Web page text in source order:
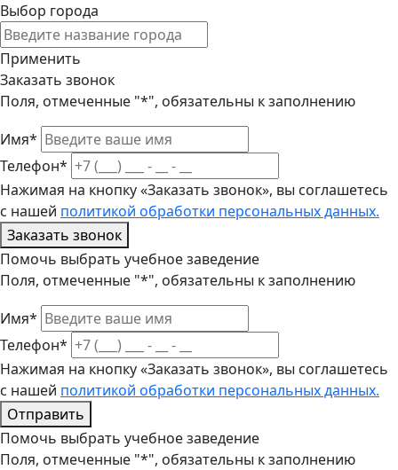
Выбор города
Применить
Заказать звонок
Поля, отмеченные "*", обязательны к заполнению
Имя*
Телефон*
Нажимая на кнопку «Заказать звонок», вы соглашетесь
с нашей политикой обработки персональных данных.
Заказать звонок
Помочь выбрать учебное заведение
Поля, отмеченные "*", обязательны к заполнению
Имя*
Телефон*
Нажимая на кнопку «Заказать звонок», вы соглашетесь
с нашей политикой обработки персональных данных.
Отправить
Помочь выбрать учебное заведение
Поля, отмеченные "*", обязательны к заполнению